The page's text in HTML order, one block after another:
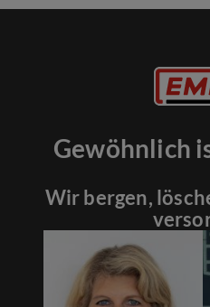
Gewöhnlich
Wir bergen,